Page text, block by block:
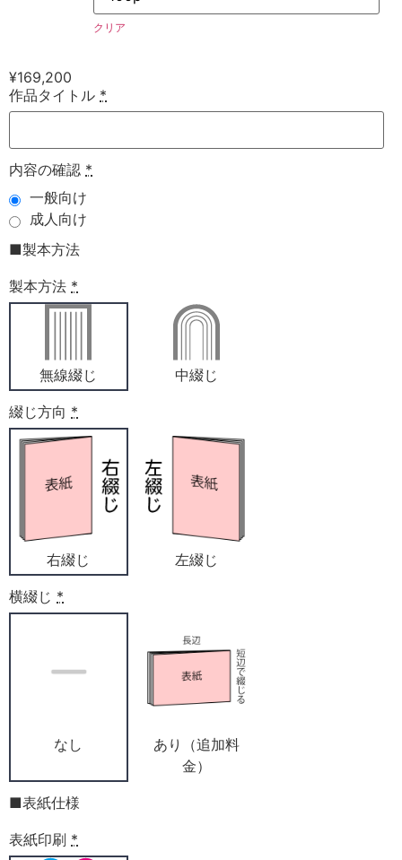
クリア
¥169,200
作品タイトル *
内容の確認 *
一般向け
成人向け
■製本方法
製本方法 *
無線綴じ 中綴じ
綴じ方向 *
右綴じ 左綴じ
横綴じ *
なし
あり（追加料
金）
■表紙仕様
表紙印刷 *